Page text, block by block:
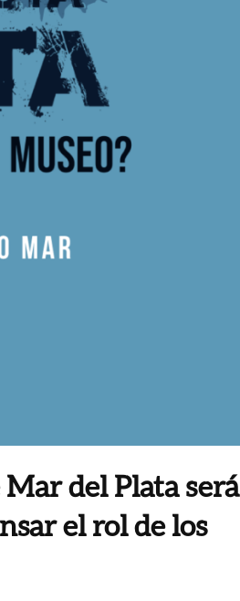
del Plata será
el rol de los